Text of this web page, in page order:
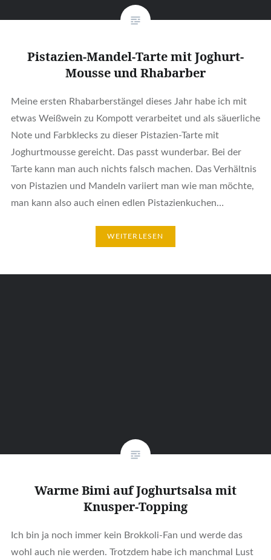
Pistazien-Mandel-Tarte mit Joghurt-
Mousse und Rhabarber
Meine ersten Rhabarberstängel dieses Jahr habe ich mit
etwas Weißwein zu Kompott verarbeitet und als säuerliche
Note und Farbklecks zu dieser Pistazien-Tarte mit
Joghurtmousse gereicht. Das passt wunderbar. Bei der
Tarte kann man auch nichts falsch machen. Das Verhältnis
von Pistazien und Mandeln variiert man wie man möchte,
man kann also auch einen edlen Pistazienkuchen…
WEITERLESEN
Warme Bimi auf Joghurtsalsa mit
Knusper-Topping
Ich bin ja noch immer kein Brokkoli-Fan und werde das
wohl auch nie werden. Trotzdem habe ich manchmal Lust